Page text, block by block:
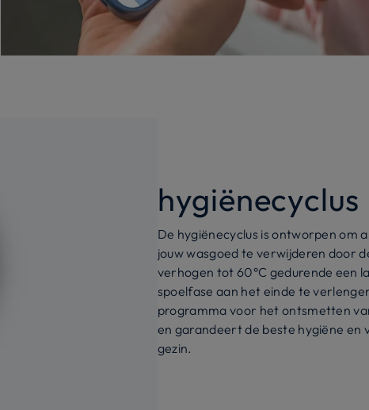
hygiënecyclus
De hygiënecyclus is ontworpen om
jouw wasgoed te verwijderen door
verhogen tot 60°C gedurende een
spoelfase aan het einde te
programma voor het ontsmetten
en garandeert de beste hygiëne en
gezin.